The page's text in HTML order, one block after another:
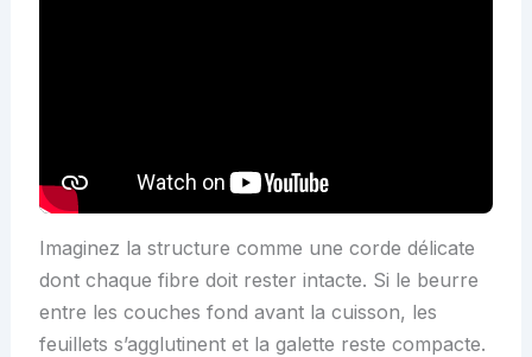
Imaginez la structure comme une corde délicate
dont chaque fibre doit rester intacte. Si le beurre
entre les couches fond avant la cuisson, les
feuillets s’agglutinent et la galette reste compacte.